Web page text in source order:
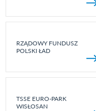
RZĄDOWY FUNDUSZ
POLSKI ŁAD
TSSE EURO-PARK
WISŁOSAN